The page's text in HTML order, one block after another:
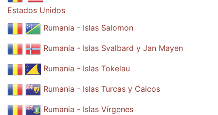
Estados Unidos
Rumania - Islas Salomon
Rumania - Islas Svalbard y Jan Mayen
Rumania - Islas Tokelau
Rumania - Islas Turcas y Caicos
Rumania - Islas Vírgenes